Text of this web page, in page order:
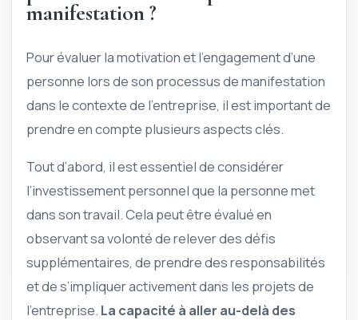
manifestation ?
Pour évaluer la motivation et l’engagement d’une
personne lors de son processus de manifestation
dans le contexte de l’entreprise, il est important de
prendre en compte plusieurs aspects clés.
Tout d’abord, il est essentiel de considérer
l’investissement personnel que la personne met
dans son travail. Cela peut être évalué en
observant sa volonté de relever des défis
supplémentaires, de prendre des responsabilités
et de s’impliquer activement dans les projets de
l’entreprise. La capacité à aller au-delà des